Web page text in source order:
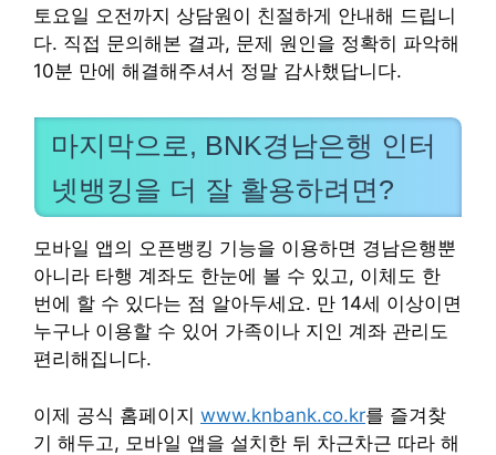
토요일 오전까지 상담원이 친절하게 안내해 드립니
다. 직접 문의해본 결과, 문제 원인을 정확히 파악해
10분 만에 해결해주셔서 정말 감사했답니다.
마지막으로, BNK경남은행 인터
넷뱅킹을 더 잘 활용하려면?
모바일 앱의 오픈뱅킹 기능을 이용하면 경남은행뿐
아니라 타행 계좌도 한눈에 볼 수 있고, 이체도 한
번에 할 수 있다는 점 알아두세요. 만 14세 이상이면
누구나 이용할 수 있어 가족이나 지인 계좌 관리도
편리해집니다.
이제 공식 홈페이지 www.knbank.co.kr를 즐겨찾
기 해두고, 모바일 앱을 설치한 뒤 차근차근 따라 해